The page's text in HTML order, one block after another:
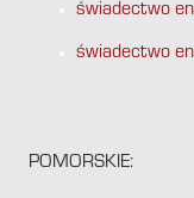
świadectwo
świadectwo
POMORSKIE: